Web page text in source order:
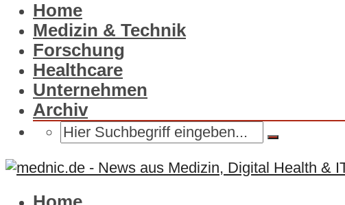
Home
Medizin & Technik
Forschung
Healthcare
Unternehmen
Archiv